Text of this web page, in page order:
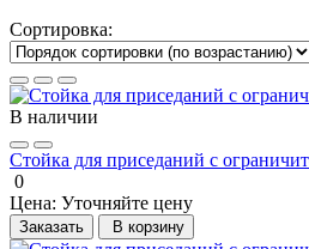
Сортировка:
В наличии
Стойка для приседаний с
0
Цена: Уточняйте цену
Заказать В корзину